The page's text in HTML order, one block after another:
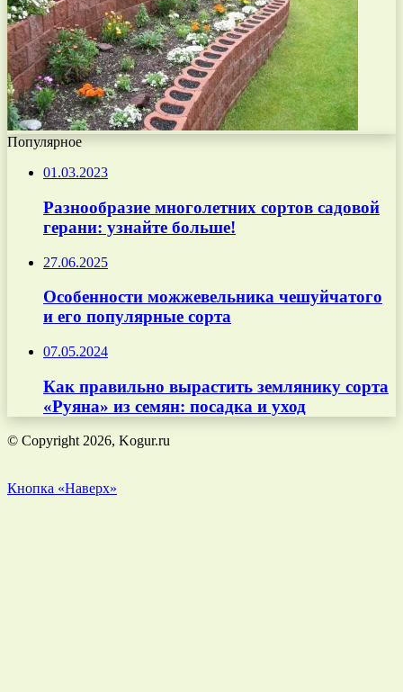
Популярное
01.03.2023
Разнообразие многолетних сортов садовой
герани: узнайте больше!
27.06.2025
Особенности можжевельника чешуйчатого
и его популярные сорта
07.05.2024
Как правильно вырастить землянику сорта
«Руяна» из семян: посадка и уход
© Copyright 2026, Kogur.ru
Кнопка «Наверх»